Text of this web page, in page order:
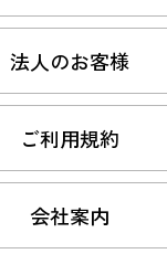
法人のお客様
ご利用規約
会社案内